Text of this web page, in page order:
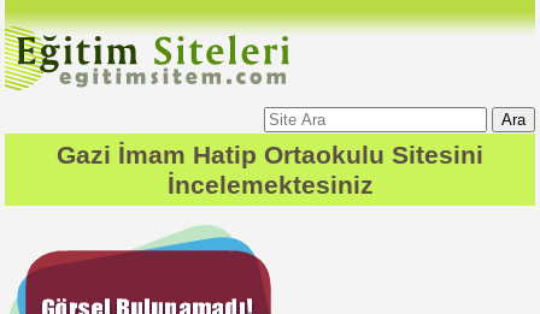
Ara
Gazi İmam Hatip Ortaokulu Sitesini
İncelemektesiniz